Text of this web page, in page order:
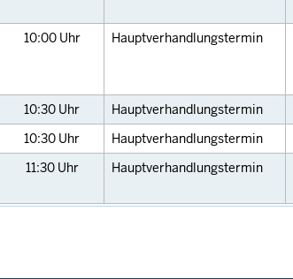
10:00 Uhr Hauptverhandlungstermin
10:30 Uhr Hauptverhandlungstermin
10:30 Uhr Hauptverhandlungstermin
11:30 Uhr Hauptverhandlungstermin